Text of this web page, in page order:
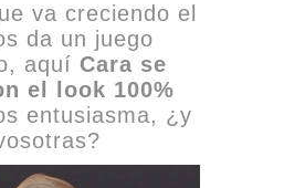
va creciendo el
da un juego
aquí Cara se
el look 100%
entusiasma, ¿y